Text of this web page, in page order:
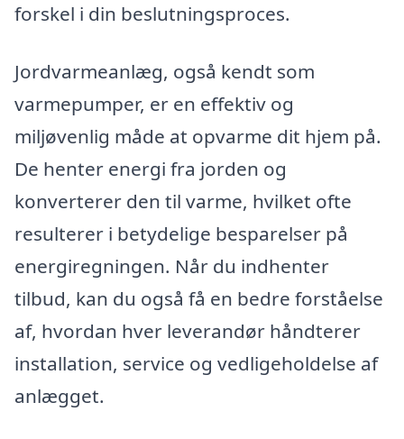
forskel i din beslutningsproces.
Jordvarmeanlæg, også kendt som
varmepumper, er en effektiv og
miljøvenlig måde at opvarme dit hjem på.
De henter energi fra jorden og
konverterer den til varme, hvilket ofte
resulterer i betydelige besparelser på
energiregningen. Når du indhenter
tilbud, kan du også få en bedre forståelse
af, hvordan hver leverandør håndterer
installation, service og vedligeholdelse af
anlægget.